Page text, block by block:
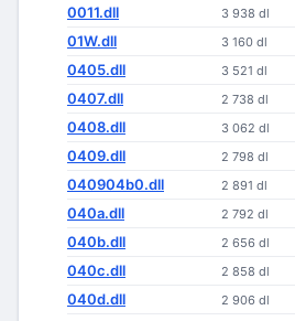
0011.dll 3 938 dl
01W.dll 3 160 dl
0405.dll 3 521 dl
0407.dll 2 738 dl
0408.dll 3 062 dl
0409.dll 2 798 dl
040904b0.dll 2 891 dl
040a.dll 2 792 dl
040b.dll 2 656 dl
040c.dll 2 858 dl
040d.dll 2 906 dl